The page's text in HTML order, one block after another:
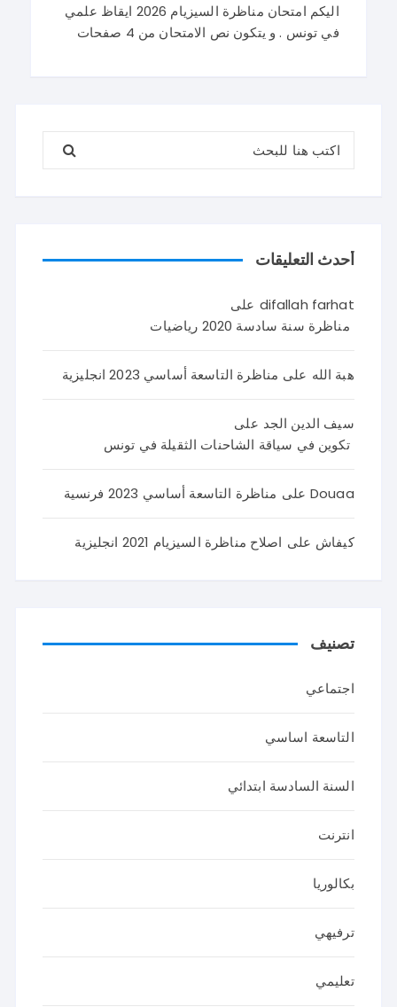
اليكم امتحان مناظرة السيزيام 2026 ايقاظ علمي
في تونس . و يتكون نص الامتحان من 4 صفحات
البحث عن:
أحدث التعليقات
difallah farhat على
مناظرة سنة سادسة 2020 رياضيات
هبة الله على مناظرة التاسعة أساسي 2023 انجليزية
سيف الدين الجد على
تكوين في سياقة الشاحنات الثقيلة في تونس
Douaa على مناظرة التاسعة أساسي 2023 فرنسية
كيفاش على اصلاح مناظرة السيزيام 2021 انجليزية
تصنيف
اجتماعي
التاسعة اساسي
السنة السادسة ابتدائي
انترنت
بكالوريا
ترفيهي
تعليمي